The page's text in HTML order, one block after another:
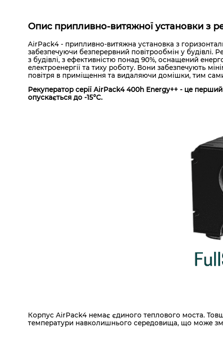
Опис припливно-витяжної установки з
AirPack4 - припливно-витяжна установка з
забезпечуючи безперервний повітрообмін у будівлі.
з будівлі, з ефективністю понад 90%, оснащений
електроенергії та тиху роботу. Вони забезпечують
повітря в приміщення та видаляючи домішки, тим
Рекуператор серії AirPack4 400h Energy++ - це
опускається до -15°C.
Корпус AirPack4 немає єдиного теплового моста.
температури навколишнього середовища, що може